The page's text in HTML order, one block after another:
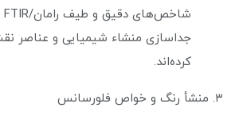
جداسازی منشاء شیمیایی و عناصر
کرده‌اند.
۳. منشأ رنگ و خواص فلورسانس